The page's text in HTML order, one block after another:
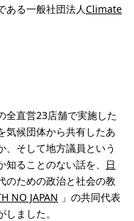
ある一般社団法人Climate
全直営23店舗で実施した
気候団体から共有したあ
、そして地方議員という
ることのない話を、
日
のための政治と社会の教
NO JAPAN 」の共同代表
ました。